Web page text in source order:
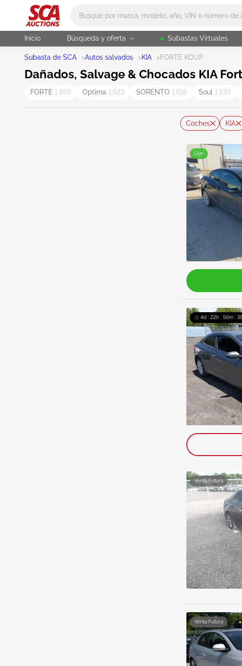
Inicio Búsqueda y oferta Subastas Virtuales
Subasta de SCA >Autos salvados >KIA >FORTE KOUP
Dañados, Salvage & Chocados KIA
FORTE 1,899 Optima 1,623 SORENTO 1,616 Soul 1,533
Coches KIA
Live
4d : 22h : 56m :
Venta Futura
Venta Futura